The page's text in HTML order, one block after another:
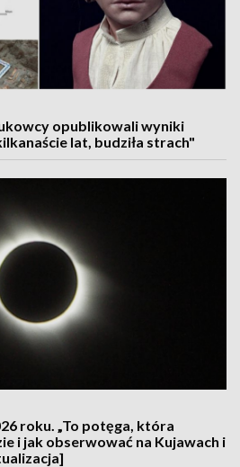
opublikowali wyniki
lat, budziła strach"
roku. „To potęga, która
i jak obserwować na Kujawach i